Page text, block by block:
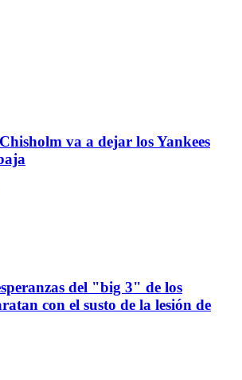
va a dejar los Yankees
del "big 3" de los
con el susto de la lesión de